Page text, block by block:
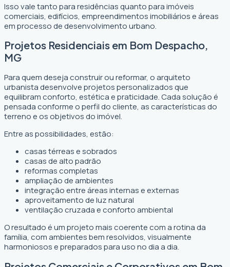
Isso vale tanto para residências quanto para imóveis
comerciais, edifícios, empreendimentos imobiliários e áreas
em processo de desenvolvimento urbano.
Projetos Residenciais em Bom Despacho,
MG
Para quem deseja construir ou reformar, o arquiteto
urbanista desenvolve projetos personalizados que
equilibram conforto, estética e praticidade. Cada solução é
pensada conforme o perfil do cliente, as características do
terreno e os objetivos do imóvel.
Entre as possibilidades, estão:
casas térreas e sobrados
casas de alto padrão
reformas completas
ampliação de ambientes
integração entre áreas internas e externas
aproveitamento de luz natural
ventilação cruzada e conforto ambiental
O resultado é um projeto mais coerente com a rotina da
família, com ambientes bem resolvidos, visualmente
harmoniosos e preparados para uso no dia a dia.